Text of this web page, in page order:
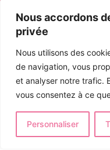
Nous accordons
privée
Nous utilisons des
de navigation, vous
et analyser notre trafic.
vous consentez à ce
Personnaliser
Vers